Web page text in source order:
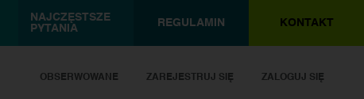
NAJCZĘSTSZE
PYTANIA
REGULAMIN KONTAKT
OBSERWOWANE ZAREJESTRUJ SIĘ ZALOGUJ SIĘ